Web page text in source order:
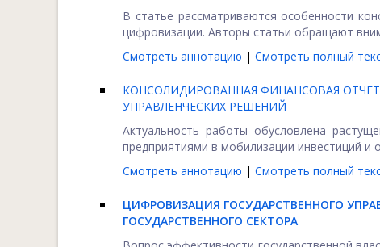
В статье рассматриваются особенности
цифровизации. Авторы статьи обращают
Смотреть аннотацию | Смотреть полный
КОНСОЛИДИРОВАННАЯ ФИНАНСОВАЯ
УПРАВЛЕНЧЕСКИХ РЕШЕНИЙ
Актуальность работы обусловлена
предприятиями в мобилизации инвестиций и
Смотреть аннотацию | Смотреть полный
ЦИФРОВИЗАЦИЯ ГОСУДАРСТВЕННОГО
ГОСУДАРСТВЕННОГО СЕКТОРА